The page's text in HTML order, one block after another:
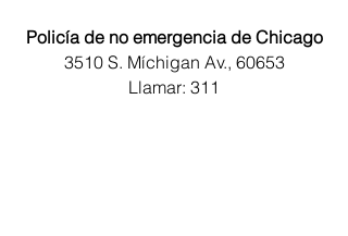
Policía de no emergencia de Chicago
3510 S. Míchigan Av., 60653
Llamar: 311